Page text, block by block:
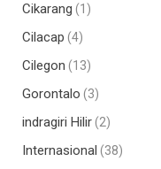
Cikarang (1)
Cilacap (4)
Cilegon (13)
Gorontalo (3)
indragiri Hilir(2)
Internasional (38)